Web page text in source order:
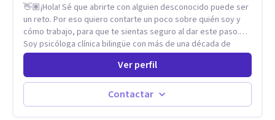
👋🏽¡Hola! Sé que abrirte con alguien desconocido puede ser
un reto. Por eso quiero contarte un poco sobre quién soy y
cómo trabajo, para que te sientas seguro al dar este paso.
Soy psicóloga clínica bilingüe con más de una década de
experiencia. He dictado conferencias, escrito artículos y
ejercido como profesora universitaria. Un dato curioso: he
vivido en varios países y conozco de primera mano lo que
significa ser migrante, adaptarse a los cambios y empezar de
nuevo.
Ver perfil
Contactar